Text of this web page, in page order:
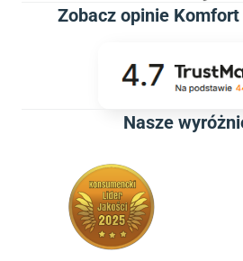
Zobacz opinie
Nasze